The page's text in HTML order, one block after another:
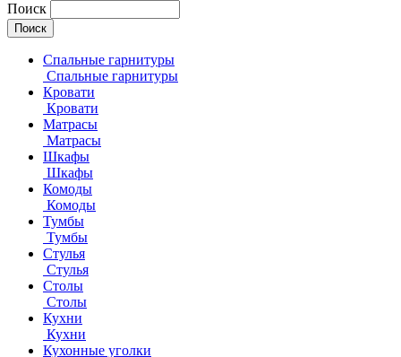
Поиск
Спальные гарнитуры
Спальные гарнитуры
Кровати
Кровати
Матрасы
Матрасы
Шкафы
Шкафы
Комоды
Комоды
Тумбы
Тумбы
Стулья
Стулья
Столы
Столы
Кухни
Кухни
Кухонные уголки